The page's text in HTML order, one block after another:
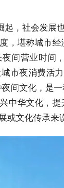
起，社会发展
，堪称城市
间营业时间
市夜消费活
间文化，是
中华文化，
文化传承来